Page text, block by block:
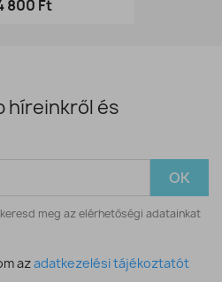
800 Ft
híreinkről és
meg az elérhetőségi adatainkat
azadatkezelési tájékoztatót